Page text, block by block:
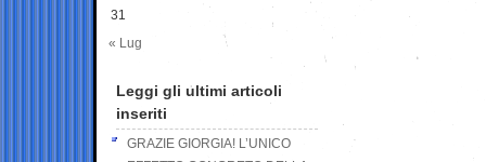
31
« Lug
Leggi gli ultimi articoli
inseriti
GRAZIE GIORGIA! L’UNICO